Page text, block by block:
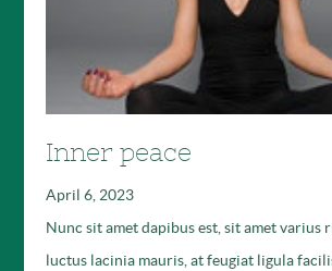
Inner peace
April 6, 2023
Nunc sit amet dapibus est, sit amet varius
luctus lacinia mauris, at feugiat ligula